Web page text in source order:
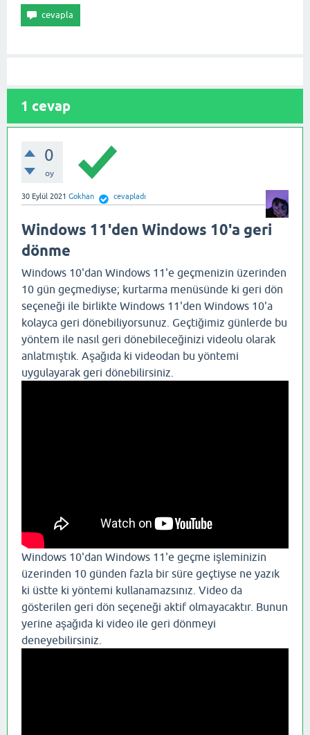
1 cevap
0
oy
30 Eylül 2021 Gokhan cevapladı
Windows 11'den Windows 10'a geri
dönme
Windows 10'dan Windows 11'e geçmenizin üzerinden
10 gün geçmediyse; kurtarma menüsünde ki geri dön
seçeneği ile birlikte Windows 11'den Windows 10'a
kolayca geri dönebiliyorsunuz. Geçtiğimiz günlerde bu
yöntem ile nasıl geri dönebileceğinizi videolu olarak
anlatmıştık. Aşağıda ki videodan bu yöntemi
uygulayarak geri dönebilirsiniz.
Windows 10'dan Windows 11'e geçme işleminizin
üzerinden 10 günden fazla bir süre geçtiyse ne yazık
ki üstte ki yöntemi kullanamazsınız. Video da
gösterilen geri dön seçeneği aktif olmayacaktır. Bunun
yerine aşağıda ki video ile geri dönmeyi
deneyebilirsiniz.